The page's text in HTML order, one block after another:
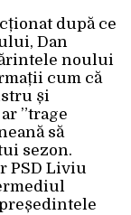
după ce
Dan
noului
cum că
și
”trage
să
sezon.
PSD Liviu